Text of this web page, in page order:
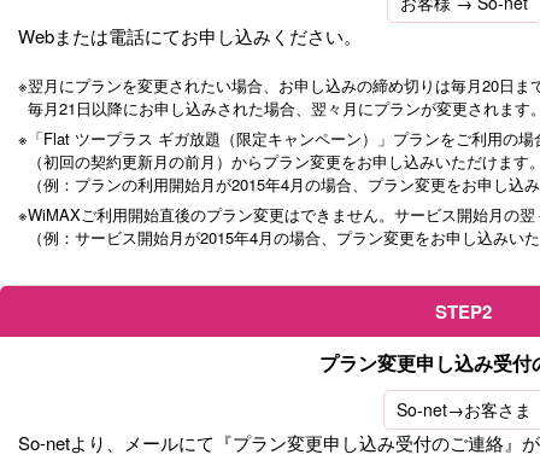
Webまたは電話にてお申し込みください。
※翌月にプランを変更されたい場合、お申し込みの締め切りは毎月20日ま
毎月21日以降にお申し込みされた場合、翌々月にプランが変更されます
※ 「Flat ツープラス ギガ放題（限定キャンペーン）」プランをご利用の
（初回の契約更新月の前月）からプラン変更をお申し込みいただけます
（例：プランの利用開始月が2015年4月の場合、プラン変更をお申し込
※WiMAXご利用開始直後のプラン変更はできません。サービス開始月の
（例：サービス開始月が2015年4月の場合、プラン変更をお申し込みい
STEP2
プラン変更申し込み受付
So-net→お客さま
So-netより、メールにて『プラン変更申し込み受付のご連絡』